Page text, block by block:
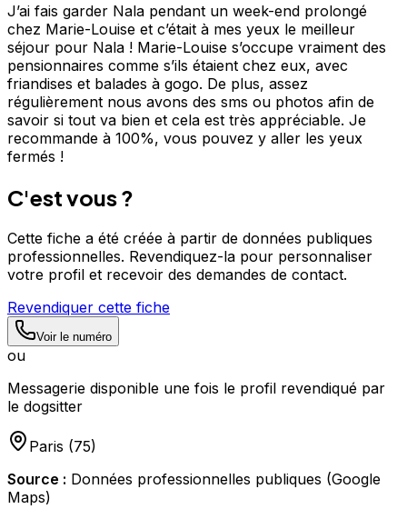
J’ai fais garder Nala pendant un week-end prolongé
chez Marie-Louise et c’était à mes yeux le meilleur
séjour pour Nala ! Marie-Louise s’occupe vraiment des
pensionnaires comme s’ils étaient chez eux, avec
friandises et balades à gogo. De plus, assez
régulièrement nous avons des sms ou photos afin de
savoir si tout va bien et cela est très appréciable. Je
recommande à 100%, vous pouvez y aller les yeux
fermés !
C'est vous ?
Cette fiche a été créée à partir de données publiques
professionnelles. Revendiquez-la pour personnaliser
votre profil et recevoir des demandes de contact.
Revendiquer cette fiche
Voir le numéro
ou
Messagerie disponible une fois le profil revendiqué par
le dogsitter
Paris (75)
Source : Données professionnelles publiques (Google
Maps)